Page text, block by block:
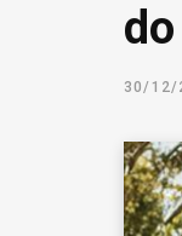
30/12/